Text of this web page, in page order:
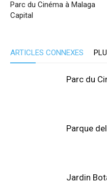
Parc du Cinéma à Malaga
Capital
ARTICLES CONNEXES
Parc du
Parque
Jardin